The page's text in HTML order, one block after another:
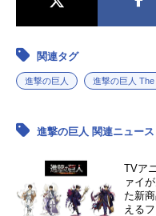
関連タグ
進撃の巨人 進撃の巨人
進撃の巨人 関連ニュース
TVア
ァイ
た新
える